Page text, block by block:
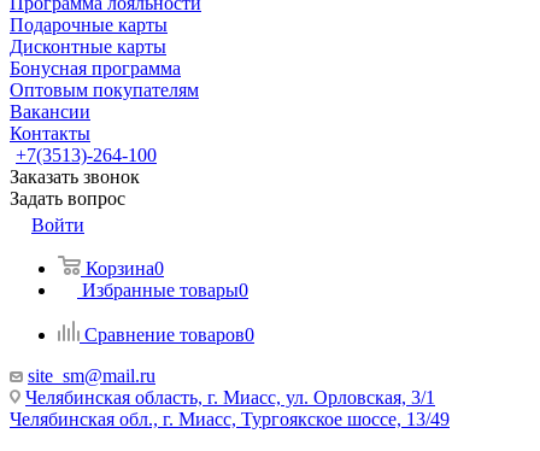
Подарочные карты
Дисконтные карты
Бонусная программа
Оптовым покупателям
Вакансии
Контакты
+7(3513)-264-100
Заказать звонок
Задать вопрос
Войти
Корзина0
Избранные товары0
Сравнение товаров0
site_sm@mail.ru
Челябинская область, г. Миасс, ул. Орловская, 3/1
Челябинская обл., г. Миасс, Тургоякское шоссе, 13/49